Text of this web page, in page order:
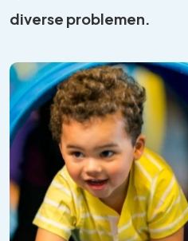
diverse problemen.